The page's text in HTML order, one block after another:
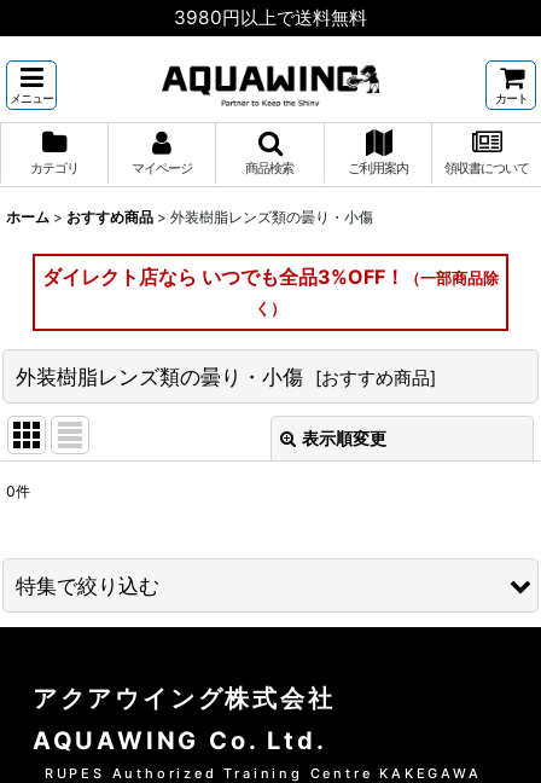
3980円以上で送料無料
メニュー カート
カテゴリ マイページ 商品検索 ご利用案内 領収書について
ホーム > おすすめ商品 > 外装樹脂レンズ類の曇り・小傷
ダイレクト店なら いつでも全品3%OFF！
（一部商品除
く）
外装樹脂レンズ類の曇り・小傷 [おすすめ商品]
表示順変更
並び順 :
0件
特集で絞り込む
水洗いの方法
グリーンシャンプー洗車の方法
アクアウイング株式会社
AQUAWING Co. Ltd.
RUPES Authorized Training Centre KAKEGAWA